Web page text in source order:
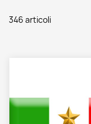
346 articoli